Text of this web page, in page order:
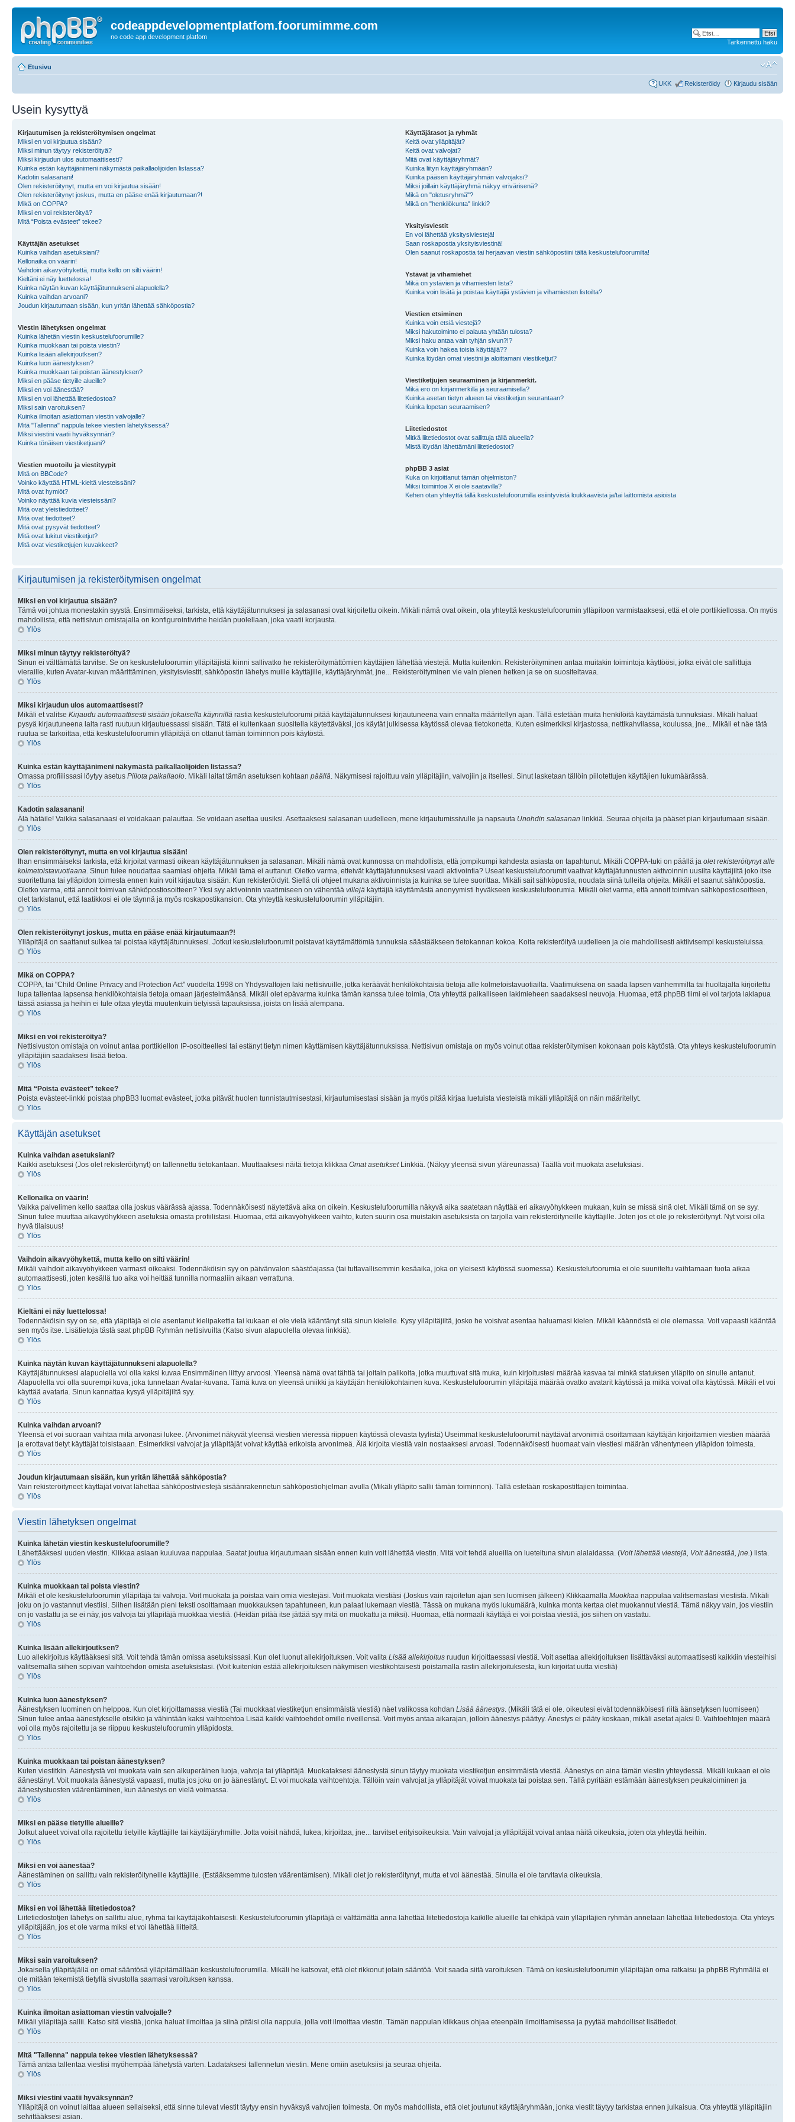
codeappdevelopmentplatfom.foorumimme.com
no code app development platfom
Tarkennettu haku
Etusivu
UKK Rekisteröidy Kirjaudu sisään
Usein kysyttyä
Kirjautumisen ja rekisteröitymisen ongelmat
Miksi en voi kirjautua sisään?
Miksi minun täytyy rekisteröityä?
Miksi kirjaudun ulos automaattisesti?
Kuinka estän käyttäjänimeni näkymästä paikallaolijoiden listassa?
Kadotin salasanani!
Olen rekisteröitynyt, mutta en voi kirjautua sisään!
Olen rekisteröitynyt joskus, mutta en pääse enää kirjautumaan?!
Mikä on COPPA?
Miksi en voi rekisteröityä?
Mitä “Poista evästeet” tekee?
Käyttäjän asetukset
Kuinka vaihdan asetuksiani?
Kellonaika on väärin!
Vaihdoin aikavyöhykettä, mutta kello on silti väärin!
Kieltäni ei näy luettelossa!
Kuinka näytän kuvan käyttäjätunnukseni alapuolella?
Kuinka vaihdan arvoani?
Joudun kirjautumaan sisään, kun yritän lähettää sähköpostia?
Viestin lähetyksen ongelmat
Kuinka lähetän viestin keskustelufoorumille?
Kuinka muokkaan tai poista viestin?
Kuinka lisään allekirjoutksen?
Kuinka luon äänestyksen?
Kuinka muokkaan tai poistan äänestyksen?
Miksi en pääse tietyille alueille?
Miksi en voi äänestää?
Miksi en voi lähettää liitetiedostoa?
Miksi sain varoituksen?
Kuinka ilmoitan asiattoman viestin valvojalle?
Mitä "Tallenna" nappula tekee viestien lähetyksessä?
Miksi viestini vaatii hyväksynnän?
Kuinka tönäisen viestiketjuani?
Viestien muotoilu ja viestityypit
Mitä on BBCode?
Voinko käyttää HTML-kieltä viesteissäni?
Mitä ovat hymiöt?
Voinko näyttää kuvia viesteissäni?
Mitä ovat yleistiedotteet?
Mitä ovat tiedotteet?
Mitä ovat pysyvät tiedotteet?
Mitä ovat lukitut viestiketjut?
Mitä ovat viestiketjujen kuvakkeet?
Käyttäjätasot ja ryhmät
Keitä ovat ylläpitäjät?
Keitä ovat valvojat?
Mitä ovat käyttäjäryhmät?
Kuinka liityn käyttäjäryhmään?
Kuinka pääsen käyttäjäryhmän valvojaksi?
Miksi joillain käyttäjäryhmä näkyy erivärisenä?
Mikä on "oletusryhmä"?
Mikä on "henkilökunta" linkki?
Yksityisviestit
En voi lähettää yksitysiviestejä!
Saan roskapostia yksityisviestinä!
Olen saanut roskapostia tai herjaavan viestin sähköpostiini tältä keskustelufoorumilta!
Ystävät ja vihamiehet
Mikä on ystävien ja vihamiesten lista?
Kuinka voin lisätä ja poistaa käyttäjiä ystävien ja vihamiesten listoilta?
Viestien etsiminen
Kuinka voin etsiä viestejä?
Miksi hakutoiminto ei palauta yhtään tulosta?
Miksi haku antaa vain tyhjän sivun?!?
Kuinka voin hakea toisia käyttäjiä??
Kuinka löydän omat viestini ja aloittamani viestiketjut?
Viestiketjujen seuraaminen ja kirjanmerkit.
Mikä ero on kirjanmerkillä ja seuraamisella?
Kuinka asetan tietyn alueen tai viestiketjun seurantaan?
Kuinka lopetan seuraamisen?
Liitetiedostot
Mitkä liitetiedostot ovat sallittuja tällä alueella?
Mistä löydän lähettämäni liitetiedostot?
phpBB 3 asiat
Kuka on kirjoittanut tämän ohjelmiston?
Miksi toimintoa X ei ole saatavilla?
Kehen otan yhteyttä tällä keskustelufoorumilla esiintyvistä loukkaavista ja/tai laittomista asioista
Kirjautumisen ja rekisteröitymisen ongelmat
Miksi en voi kirjautua sisään?
Tämä voi johtua monestakin syystä. Ensimmäiseksi, tarkista, että käyttäjätunnuksesi ja salasanasi ovat kirjoitettu oikein. Mikäli nämä ovat oikein, ota yhteyttä keskustelufoorumin ylläpitoon varmistaaksesi, että et ole porttikiellossa. On myös
mahdollista, että nettisivun omistajalla on konfigurointivirhe heidän puolellaan, joka vaatii korjausta.
Ylös
Miksi minun täytyy rekisteröityä?
Sinun ei välttämättä tarvitse. Se on keskustelufoorumin ylläpitäjistä kiinni sallivatko he rekisteröitymättömien käyttäjien lähettää viestejä. Mutta kuitenkin. Rekisteröityminen antaa muitakin toimintoja käyttöösi, jotka eivät ole sallittuja
vieraille, kuten Avatar-kuvan määrittäminen, yksityisviestit, sähköpostin lähetys muille käyttäjille, käyttäjäryhmät, jne... Rekisteröityminen vie vain pienen hetken ja se on suositeltavaa.
Ylös
Miksi kirjaudun ulos automaattisesti?
Mikäli et valitse Kirjaudu automaattisesti sisään jokaisella käynnillä rastia keskustelufoorumi pitää käyttäjätunnuksesi kirjautuneena vain ennalta määritellyn ajan. Tällä estetään muita henkilöitä käyttämästä tunnuksiasi. Mikäli haluat
pysyä kirjautuneena laita rasti ruutuun kirjautuessassi sisään. Tätä ei kuitenkaan suositella käytettäväksi, jos käytät julkisessa käytössä olevaa tietokonetta. Kuten esimerkiksi kirjastossa, nettikahvilassa, koulussa, jne... Mikäli et näe tätä
ruutua se tarkoittaa, että keskustelufoorumin ylläpitäjä on ottanut tämän toiminnon pois käytöstä.
Ylös
Kuinka estän käyttäjänimeni näkymästä paikallaolijoiden listassa?
Omassa profiilissasi löytyy asetus Piilota paikallaolo . Mikäli laitat tämän asetuksen kohtaan päällä . Näkymisesi rajoittuu vain ylläpitäjiin, valvojiin ja itsellesi. Sinut lasketaan tällöin piilotettujen käyttäjien lukumäärässä.
Ylös
Kadotin salasanani!
Älä hätäile! Vaikka salasanaasi ei voidakaan palauttaa. Se voidaan asettaa uusiksi. Asettaaksesi salasanan uudelleen, mene kirjautumissivulle ja napsauta Unohdin salasanan linkkiä. Seuraa ohjeita ja pääset pian kirjautumaan sisään.
Ylös
Olen rekisteröitynyt, mutta en voi kirjautua sisään!
Ihan ensimmäiseksi tarkista, että kirjoitat varmasti oikean käyttäjätunnuksen ja salasanan. Mikäli nämä ovat kunnossa on mahdollista, että jompikumpi kahdesta asiasta on tapahtunut. Mikäli COPPA-tuki on päällä ja olet rekisteröitynyt alle
kolmetoistavuotiaana . Sinun tulee noudattaa saamiasi ohjeita. Mikäli tämä ei auttanut. Oletko varma, etteivät käyttäjätunnuksesi vaadi aktivointia? Useat keskustelufoorumit vaativat käyttäjätunnusten aktivoinnin uusilta käyttäjiltä joko itse
suoritettuna tai ylläpidon toimesta ennen kuin voit kirjautua sisään. Kun rekisteröidyit. Siellä oli ohjeet mukana aktivoinnista ja kuinka se tulee suorittaa. Mikäli sait sähköpostia, noudata siinä tulleita ohjeita. Mikäli et saanut sähköpostia.
Oletko varma, että annoit toimivan sähköpostiosoitteen? Yksi syy aktivoinnin vaatimiseen on vähentää villejä käyttäjiä käyttämästä anonyymisti hyväkseen keskustelufoorumia. Mikäli olet varma, että annoit toimivan sähköpostiosoitteen,
olet tarkistanut, että laatikkosi ei ole täynnä ja myös roskapostikansion. Ota yhteyttä keskustelufoorumin ylläpitäjiin.
Ylös
Olen rekisteröitynyt joskus, mutta en pääse enää kirjautumaan?!
Ylläpitäjä on saattanut sulkea tai poistaa käyttäjätunnuksesi. Jotkut keskustelufoorumit poistavat käyttämättömiä tunnuksia säästääkseen tietokannan kokoa. Koita rekisteröityä uudelleen ja ole mahdollisesti aktiivisempi keskusteluissa.
Ylös
Mikä on COPPA?
COPPA, tai "Child Online Privacy and Protection Act" vuodelta 1998 on Yhdysvaltojen laki nettisivuille, jotka keräävät henkilökohtaisia tietoja alle kolmetoistavuotiailta. Vaatimuksena on saada lapsen vanhemmilta tai huoltajalta kirjoitettu
lupa tallentaa lapsensa henkilökohtaisia tietoja omaan järjestelmäänsä. Mikäli olet epävarma kuinka tämän kanssa tulee toimia, Ota yhteyttä paikalliseen lakimieheen saadaksesi neuvoja. Huomaa, että phpBB tiimi ei voi tarjota lakiapua
tässä asiassa ja heihin ei tule ottaa yteyttä muutenkuin tietyissä tapauksissa, joista on lisää alempana.
Ylös
Miksi en voi rekisteröityä?
Nettisivuston omistaja on voinut antaa porttikiellon IP-osoitteellesi tai estänyt tietyn nimen käyttämisen käyttäjätunnuksissa. Nettisivun omistaja on myös voinut ottaa rekisteröitymisen kokonaan pois käytöstä. Ota yhteys keskustelufoorumin
ylläpitäjiin saadaksesi lisää tietoa.
Ylös
Mitä “Poista evästeet” tekee?
Poista evästeet-linkki poistaa phpBB3 luomat evästeet, jotka pitävät huolen tunnistautmisestasi, kirjautumisestasi sisään ja myös pitää kirjaa luetuista viesteistä mikäli ylläpitäjä on näin määritellyt.
Ylös
Käyttäjän asetukset
Kuinka vaihdan asetuksiani?
Kaikki asetuksesi (Jos olet rekisteröitynyt) on tallennettu tietokantaan. Muuttaaksesi näitä tietoja klikkaa Omat asetuksetLinkkiä. (Näkyy yleensä sivun yläreunassa) Täällä voit muokata asetuksiasi.
Ylös
Kellonaika on väärin!
Vaikka palvelimen kello saattaa olla joskus väärässä ajassa. Todennäköisesti näytettävä aika on oikein. Keskustelufoorumilla näkyvä aika saatetaan näyttää eri aikavyöhykkeen mukaan, kuin se missä sinä olet. Mikäli tämä on se syy.
Sinun tulee muuttaa aikavyöhykkeen asetuksia omasta profiilistasi. Huomaa, että aikavyöhykkeen vaihto, kuten suurin osa muistakin asetuksista on tarjolla vain rekisteröityneille käyttäjille. Joten jos et ole jo rekisteröitynyt. Nyt voisi olla
hyvä tilaisuus!
Ylös
Vaihdoin aikavyöhykettä, mutta kello on silti väärin!
Mikäli vaihdoit aikavyöhykkeen varmasti oikeaksi. Todennäköisin syy on päivänvalon säästöajassa (tai tuttavallisemmin kesäaika, joka on yleisesti käytössä suomessa). Keskustelufoorumia ei ole suuniteltu vaihtamaan tuota aikaa
automaattisesti, joten kesällä tuo aika voi heittää tunnilla normaaliin aikaan verrattuna.
Ylös
Kieltäni ei näy luettelossa!
Todennäköisin syy on se, että yläpitäjä ei ole asentanut kielipakettia tai kukaan ei ole vielä kääntänyt sitä sinun kielelle. Kysy ylläpitäjiltä, josko he voisivat asentaa haluamasi kielen. Mikäli käännöstä ei ole olemassa. Voit vapaasti kääntää
sen myös itse. Lisätietoja tästä saat phpBB Ryhmän nettisivuilta (Katso sivun alapuolella olevaa linkkiä).
Ylös
Kuinka näytän kuvan käyttäjätunnukseni alapuolella?
Käyttäjätunnuksesi alapuolella voi olla kaksi kuvaa Ensimmäinen liittyy arvoosi. Yleensä nämä ovat tähtiä tai joitain palikoita, jotka muuttuvat sitä muka, kuin kirjoitustesi määrää kasvaa tai minkä statuksen ylläpito on sinulle antanut.
Alapuolella voi olla suurempi kuva, joka tunnetaan Avatar-kuvana. Tämä kuva on yleensä uniikki ja käyttäjän henkilökohtainen kuva. Keskustelufoorumin ylläpitäjä määrää ovatko avatarit käytössä ja mitkä voivat olla käytössä. Mikäli et voi
käyttää avataria. Sinun kannattaa kysyä ylläpitäjiltä syy.
Ylös
Kuinka vaihdan arvoani?
Yleensä et voi suoraan vaihtaa mitä arvonasi lukee. (Arvonimet näkyvät yleensä viestien vieressä riippuen käytössä olevasta tyylistä) Useimmat keskustelufoorumit näyttävät arvonimiä osoittamaan käyttäjän kirjoittamien viestien määrää
ja erottavat tietyt käyttäjät toisistaaan. Esimerkiksi valvojat ja ylläpitäjät voivat käyttää erikoista arvonimeä. Älä kirjoita viestiä vain nostaaksesi arvoasi. Todennäköisesti huomaat vain viestiesi määrän vähentyneen ylläpidon toimesta.
Ylös
Joudun kirjautumaan sisään, kun yritän lähettää sähköpostia?
Vain rekisteröityneet käyttäjät voivat lähettää sähköpostiviestejä sisäänrakennetun sähköpostiohjelman avulla (Mikäli ylläpito sallii tämän toiminnon). Tällä estetään roskapostittajien toimintaa.
Ylös
Viestin lähetyksen ongelmat
Kuinka lähetän viestin keskustelufoorumille?
Lähettääksesi uuden viestin. Klikkaa asiaan kuuluvaa nappulaa. Saatat joutua kirjautumaan sisään ennen kuin voit lähettää viestin. Mitä voit tehdä alueilla on lueteltuna sivun alalaidassa. (Voit lähettää viestejä, Voit äänestää, jne. ) lista.
Ylös
Kuinka muokkaan tai poista viestin?
Mikäli et ole keskustelufoorumin ylläpitäjä tai valvoja. Voit muokata ja poistaa vain omia viestejäsi. Voit muokata viestiäsi (Joskus vain rajoitetun ajan sen luomisen jälkeen) Klikkaamalla Muokkaa nappulaa valitsemastasi viestistä. Mikäli
joku on jo vastannut viestiisi. Siihen lisätään pieni teksti osoittamaan muokkauksen tapahtuneen, kun palaat lukemaan viestiä. Tässä on mukana myös lukumäärä, kuinka monta kertaa olet muokannut viestiä. Tämä näkyy vain, jos viestiin
on jo vastattu ja se ei näy, jos valvoja tai ylläpitäjä muokkaa viestiä. (Heidän pitää itse jättää syy mitä on muokattu ja miksi). Huomaa, että normaali käyttäjä ei voi poistaa viestiä, jos siihen on vastattu.
Ylös
Kuinka lisään allekirjoutksen?
Luo allekirjoitus käyttääksesi sitä. Voit tehdä tämän omissa asetuksissasi. Kun olet luonut allekirjoituksen. Voit valita Lisää allekirjoitus ruudun kirjoittaessasi viestiä. Voit asettaa allekirjoituksen lisättäväksi automaattisesti kaikkiin viesteihisi
valitsemalla siihen sopivan vaihtoehdon omista asetuksistasi. (Voit kuitenkin estää allekirjoituksen näkymisen viestikohtaisesti poistamalla rastin allekirjoituksesta, kun kirjoitat uutta viestiä)
Ylös
Kuinka luon äänestyksen?
Äänestyksen luominen on helppoa. Kun olet kirjoittamassa viestiä (Tai muokkaat viestiketjun ensimmäistä viestiä) näet valikossa kohdan Lisää äänestys . (Mikäli tätä ei ole. oikeutesi eivät todennäköisesti riitä äänsetyksen luomiseen)
Sinun tulee antaa äänestykselle otsikko ja vähintään kaksi vaihtoehtoa Lisää kaikki vaihtoehdot omille riveillensä. Voit myös antaa aikarajan, jolloin äänestys päättyy. Änestys ei pääty koskaan, mikäli asetat ajaksi 0. Vaihtoehtojen määrä
voi olla myös rajoitettu ja se riippuu keskustelufoorumin ylläpidosta.
Ylös
Kuinka muokkaan tai poistan äänestyksen?
Kuten viestitkin. Äänestystä voi muokata vain sen alkuperäinen luoja, valvoja tai ylläpitäjä. Muokataksesi äänestystä sinun täytyy muokata viestiketjun ensimmäistä viestiä. Äänestys on aina tämän viestin yhteydessä. Mikäli kukaan ei ole
äänestänyt. Voit muokata äänestystä vapaasti, mutta jos joku on jo äänestänyt. Et voi muokata vaihtoehtoja. Tällöin vain valvojat ja ylläpitäjät voivat muokata tai poistaa sen. Tällä pyritään estämään äänestyksen peukaloiminen ja
äänestystuosten väärentäminen, kun äänestys on vielä voimassa.
Ylös
Miksi en pääse tietyille alueille?
Jotkut alueet voivat olla rajoitettu tietyille käyttäjille tai käyttäjäryhmille. Jotta voisit nähdä, lukea, kirjoittaa, jne... tarvitset erityisoikeuksia. Vain valvojat ja ylläpitäjät voivat antaa näitä oikeuksia, joten ota yhteyttä heihin.
Ylös
Miksi en voi äänestää?
Äänestäminen on sallittu vain rekisteröityneille käyttäjille. (Estääksemme tulosten väärentämisen). Mikäli olet jo rekisteröitynyt, mutta et voi äänestää. Sinulla ei ole tarvitavia oikeuksia.
Ylös
Miksi en voi lähettää liitetiedostoa?
Liitetiedostotjen lähetys on sallittu alue, ryhmä tai käyttäjäkohtaisesti. Keskustelufoorumin ylläpitäjä ei välttämättä anna lähettää liitetiedostoja kaikille alueille tai ehkäpä vain ylläpitäjien ryhmän annetaan lähettää liitetiedostoja. Ota yhteys
ylläpitäjään, jos et ole varma miksi et voi lähettää liitteitä.
Ylös
Miksi sain varoituksen?
Jokaisella ylläpitäjällä on omat sääntösä ylläpitämällään keskustelufoorumilla. Mikäli he katsovat, että olet rikkonut jotain sääntöä. Voit saada siitä varoituksen. Tämä on keskustelufoorumin ylläpitäjän oma ratkaisu ja phpBB Ryhmällä ei
ole mitään tekemistä tietyllä sivustolla saamasi varoituksen kanssa.
Ylös
Kuinka ilmoitan asiattoman viestin valvojalle?
Mikäli ylläpitäjä sallii. Katso sitä viestiä, jonka haluat ilmoittaa ja siinä pitäisi olla nappula, jolla voit ilmoittaa viestin. Tämän nappulan klikkaus ohjaa eteenpäin ilmoittamisessa ja pyytää mahdolliset lisätiedot.
Ylös
Mitä "Tallenna" nappula tekee viestien lähetyksessä?
Tämä antaa tallentaa viestisi myöhempää lähetystä varten. Ladataksesi tallennetun viestin. Mene omiin asetuksiisi ja seuraa ohjeita.
Ylös
Miksi viestini vaatii hyväksynnän?
Ylläpitäjä on voinut laittaa alueen sellaiseksi, että sinne tulevat viestit täytyy ensin hyväksyä valvojien toimesta. On myös mahdollista, että olet joutunut käyttäjäryhmään, jonka viestit täytyy tarkistaa ennen julkaisua. Ota yhteyttä ylläpitäjiin
selvittääksesi asian.